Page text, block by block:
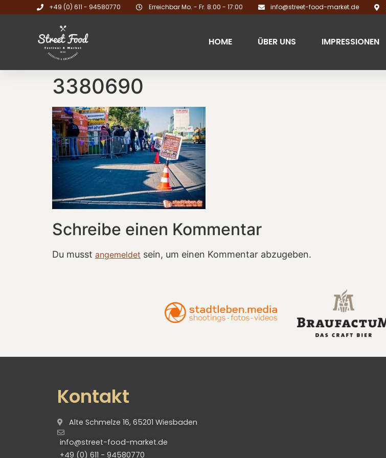
+49 (0) 611 - 94580770 Erreichbar Mo. - Fr. 8:00 - 17:00 info@street-food-market.de
HOME ÜBER UNS IMPRESSIONEN
3380690
Schreibe einen Kommentar
Du musst angemeldet sein, um einen Kommentar abzugeben.
Kontakt
Alte Schmelze 16, 65201 Wiesbaden
info@street-food-market.de
+49 (0) 611 - 94580770